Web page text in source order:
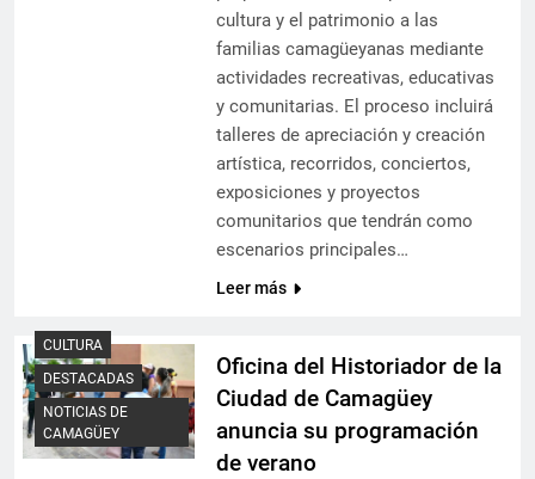
cultura y el patrimonio a las
familias camagüeyanas mediante
actividades recreativas, educativas
y comunitarias. El proceso incluirá
talleres de apreciación y creación
artística, recorridos, conciertos,
exposiciones y proyectos
comunitarios que tendrán como
escenarios principales…
Leer más
CULTURA
DESTACADAS
NOTICIAS DE
CAMAGÜEY
Oficina del Historiador de la
Ciudad de Camagüey
anuncia su programación
de verano